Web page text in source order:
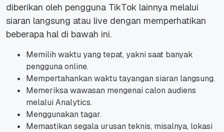
diberikan oleh pengguna TikTok lainnya melalui
siaran langsung atau live dengan memperhatikan
beberapa hal di bawah ini.
Memilih waktu yang tepat, yakni saat banyak
pengguna online.
Mempertahankan waktu tayangan siaran langsung.
Memeriksa wawasan mengenai calon audiens
melalui Analytics.
Menggunakan tagar.
Memastikan segala urusan teknis, misalnya, lokasi